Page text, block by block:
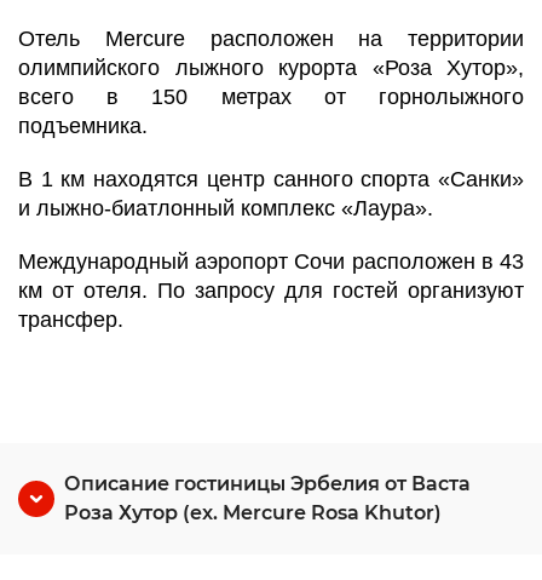
Отель Mercure расположен на территории
олимпийского лыжного курорта «Роза Хутор»,
всего в 150 метрах от горнолыжного
подъемника.
В 1 км находятся центр санного спорта «Санки»
и лыжно-биатлонный комплекс «Лаура».
Международный аэропорт Сочи расположен в 43
км от отеля. По запросу для гостей организуют
трансфер.
Описание гостиницы Эрбелия от Васта
Роза Хутор (ex. Mercure Rosa Khutor)